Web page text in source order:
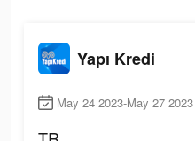
Yapı Kredi
May 24 2023-May 27 2023